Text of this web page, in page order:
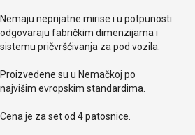
Nemaju neprijatne mirise i u potpunosti
odgovaraju fabričkim dimenzijama i
sistemu pričvršćivanja za pod vozila.
Proizvedene su u Nemačkoj po
najvišim evropskim standardima.
Cena je za set od 4 patosnice.